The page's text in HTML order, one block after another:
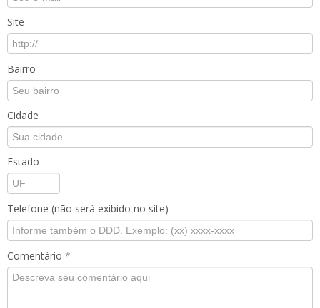
Site
Bairro
Cidade
Estado
Telefone (não será exibido no site)
Comentário *